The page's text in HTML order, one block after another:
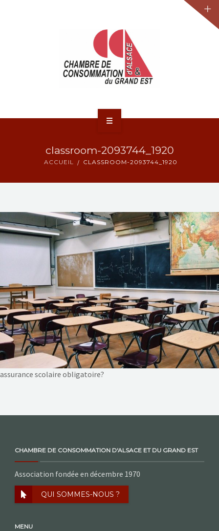
ACTUALITÉS
NOS ACTIONS
CONTACT
classroom-2093744_1920
ACCUEIL CLASSROOM-2093744_1920
assurance scolaire obligatoire?
CHAMBRE DE CONSOMMATION D'ALSACE ET DU GRAND EST
Association fondée en décembre 1970
QUI SOMMES-NOUS ?
MENU